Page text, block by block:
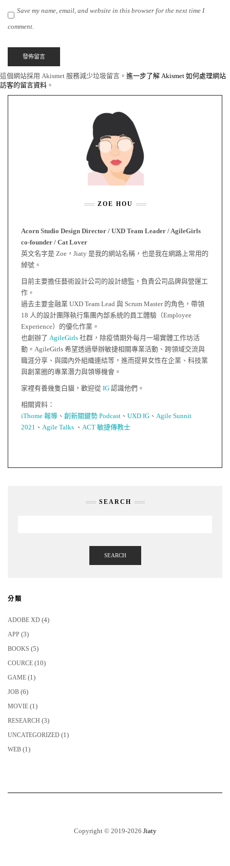
Save my name, email, and website in this browser for the next time I
comment.
這個網站採用 Akismet 服務減少垃圾留言。 進一步了解 Akismet 如何處理網站
訪客的留言資料 。
ZOE HOU
Acorn Studio Design Director / UXD Team Leader / AgileGirls
co-founder / Cat Lover
英文名字是 Zoe，Jiaty 是我的網站名稱，也是我在網路上常用的
綽號。
目前主要擔任藝術設計公司的設計總監，負責公司品牌與營運工
作。
過去主要金融業 UXD Team Lead 與 Scrum Master 的角色，帶領
18 人的設計團隊執行集團內部系統的員工體驗（Employee
Experience）的優化作業。
也創辦了 AgileGirls 社群，除疫情期外每月一場實體工作坊活
動。AgileGirls 希望透過舉辦敏捷相關專業活動、跨領域交流與
職涯分享、與國內外組織連結等，進而提昇女性在企業、科技業
與創業圈的專業潛力與領導機會。
家裡有養幾隻白貓，歡迎從 IG 認識他們。
相關資料：
iThome 報導 、 創新關鍵勢 Podcast 、 UXD IG 、 Agile Sunnit
2021 、 Agile Talks 、 ACT 敏捷傳教士
SEARCH
SEARCH
分類
ADOBE XD (4)
APP (3)
BOOKS (5)
COURCE (10)
GAME (1)
JOB (6)
MOVIE (1)
RESEARCH (3)
UNCATEGORIZED (1)
WEB (1)
Copyright © 2019-2026 Jiaty